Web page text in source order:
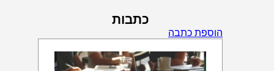
כתבות
הוספת כתבה